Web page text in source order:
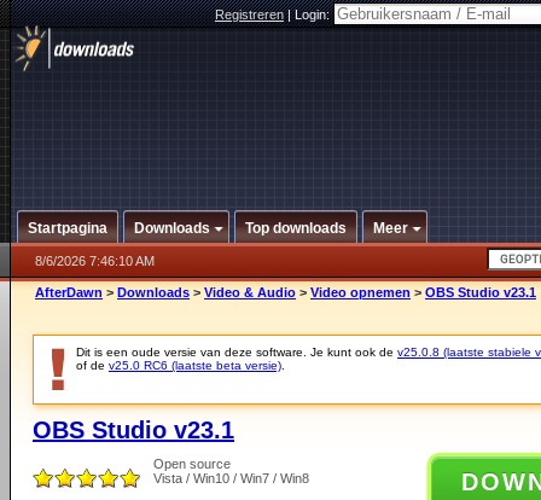
Registreren|Login:
Startpagina Downloads Top downloads Meer
8/6/2026 7:46:10 AM
AfterDawn > Downloads > Video & Audio > Video opnemen > OBS Studio v23.1
Dit is een oude versie van deze software. Je kunt ook de v25.0.8 (laatste stabiele
of de v25.0 RC6 (laatste beta versie)
OBS Studio v23.1
Open source
Vista / Win10 / Win7 / Win8